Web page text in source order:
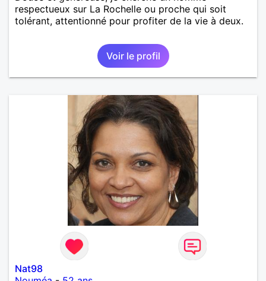
respectueux sur La Rochelle ou proche qui soit
tolérant, attentionné pour profiter de la vie à deux.
Voir le profil
Nat98